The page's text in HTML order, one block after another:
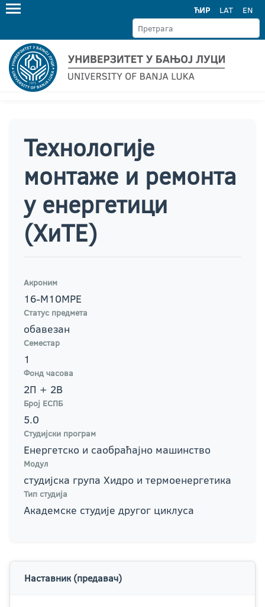
ЋИР LAT EN
Технологије
монтаже и ремонта
у енергетици
(ХиТЕ)
Акроним
16-М10МРЕ
Статус предмета
обавезан
Семестар
1
Фонд часова
2П + 2В
Број ЕСПБ
5.0
Студијски програм
Енергетско и саобраћајно машинство
Модул
студијска група Хидро и термоенергетика
Тип студија
Академске студије другог циклуса
Наставник (предавач)